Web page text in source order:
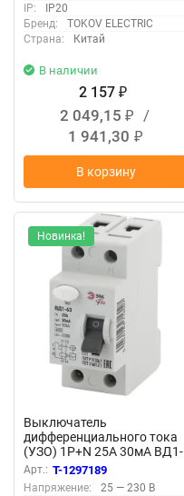
IP:
IP20
Бренд:
TOKOV ELECTRIC
Страна:
Китай
В наличии
2 157 ₽
2 049,15 ₽
/
1 941,30 ₽
В корзину
Новинка!
Выключатель
дифференциального тока
(УЗО) 1P+N 25А 30мА ВД1-
63 Pro NO-902-24 ЭРА
Б0031714
Арт.: T-1297189
Напряжение:
25 — 230 В